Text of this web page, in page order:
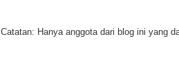
Catatan: Hanya anggota dari blog ini yang